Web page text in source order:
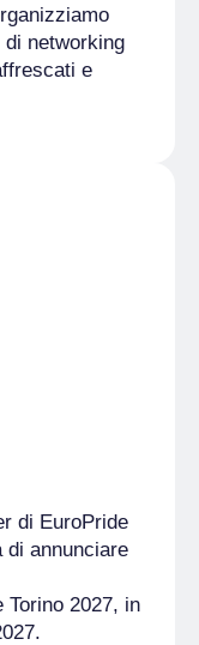
di networking
e
di EuroPride
di annunciare
Torino 2027, in